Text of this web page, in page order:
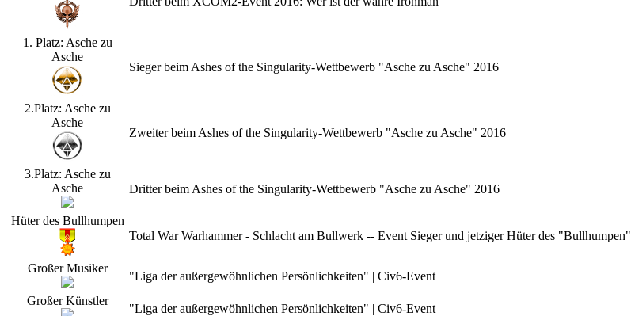
1. Platz: Asche zu
Asche
Sieger beim Ashes of the Singularity-Wettbewerb "Asche zu Asche" 2016
2.Platz: Asche zu
Asche
Zweiter beim Ashes of the Singularity-Wettbewerb "Asche zu Asche" 2016
3.Platz: Asche zu
Asche
Dritter beim Ashes of the Singularity-Wettbewerb "Asche zu Asche" 2016
Hüter des Bullhumpen
Total War Warhammer - Schlacht am Bullwerk -- Event Sieger und jetziger Hüter des "Bullhumpen"
Großer Musiker
"Liga der außergewöhnlichen Persönlichkeiten" | Civ6-Event
Großer Künstler
"Liga der außergewöhnlichen Persönlichkeiten" | Civ6-Event